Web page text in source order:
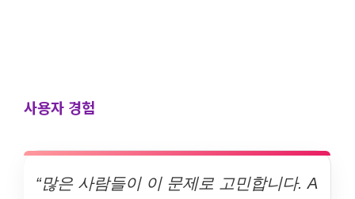
사용자 경험
“많은 사람들이 이 문제로 고민합니다. A